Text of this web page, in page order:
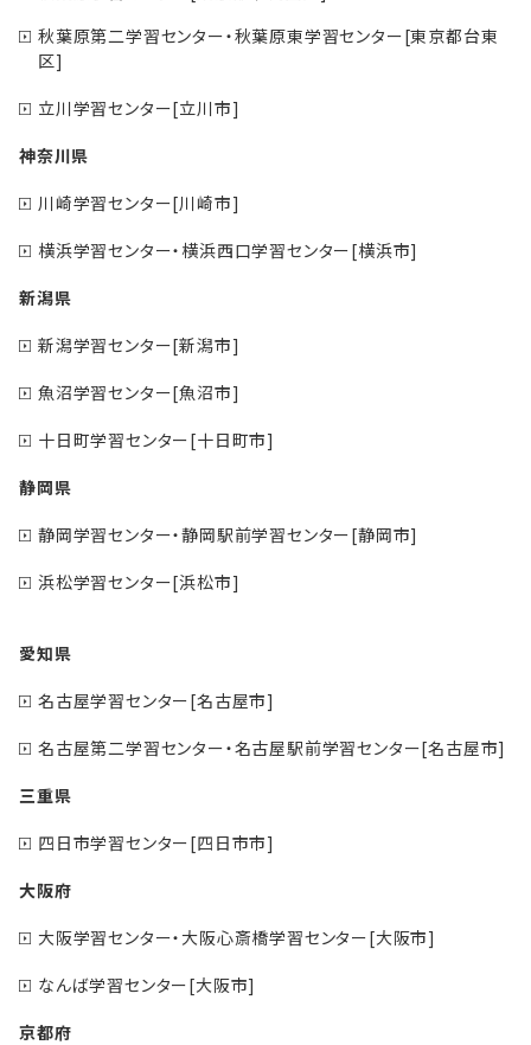
秋葉原第二学習センター・秋葉原東学習センター[東京都台東
区]
立川学習センター[立川市]
神奈川県
川崎学習センター[川崎市]
横浜学習センター・横浜西口学習センター[横浜市]
新潟県
新潟学習センター[新潟市]
魚沼学習センター[魚沼市]
十日町学習センター[十日町市]
静岡県
静岡学習センター・静岡駅前学習センター[静岡市]
浜松学習センター[浜松市]
愛知県
名古屋学習センター[名古屋市]
名古屋第二学習センター・名古屋駅前学習センター[名古屋市]
三重県
四日市学習センター[四日市市]
大阪府
大阪学習センター・大阪心斎橋学習センター[大阪市]
なんば学習センター[大阪市]
京都府